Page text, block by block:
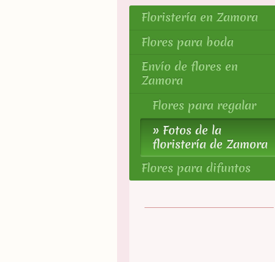
Floristería en Zamora
Flores para boda
Envío de flores en
Zamora
Flores para regalar
Fotos de la
floristería de Zamora
Flores para difuntos